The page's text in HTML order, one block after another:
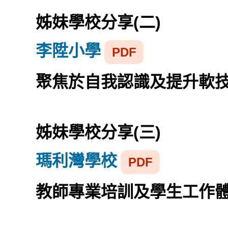
姊妹學校分享(二)
李陞小學
PDF
聚焦於自我認識及提升軟
姊妹學校分享(三)
瑪利灣學校
PDF
教師專業培訓及學生工作